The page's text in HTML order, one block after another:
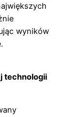
wyników
technologii